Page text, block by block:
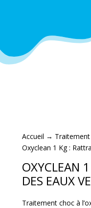
Accueil →
Oxyclean 1 Kg :
OXYCLEAN
DES EAUX
Traitement choc à